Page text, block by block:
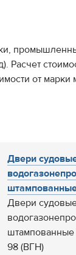
Расчет
от марки
Двери
Двери
98 (ВГН)